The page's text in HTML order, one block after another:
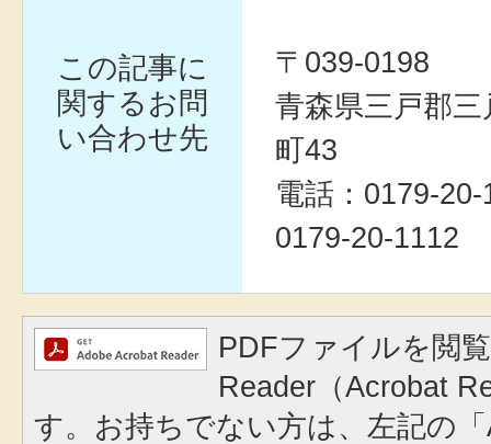
この記事に
関するお問
い合わせ先
〒039-0198
青森県三戸郡
町43
電話：0179-
0179-20-1112
PDFファイルを閲
Reader（Acrobat
す。お持ちでない方は、左記の